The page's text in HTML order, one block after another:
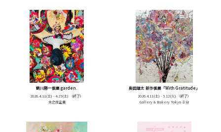
鶴川勝一個展 garden.
2026.4.11(土) - 4.25(土)
（終了）
木之庄企畫
奥田雄太 新作個展「With Gratitude」
2026.4.11(土) - 5.12(火) （終了）
Gallery & Bakery Tokyo ８分